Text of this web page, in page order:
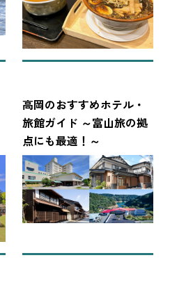
高岡のおすすめホテル・
旅館ガイド ～富山旅の拠
点にも最適！～